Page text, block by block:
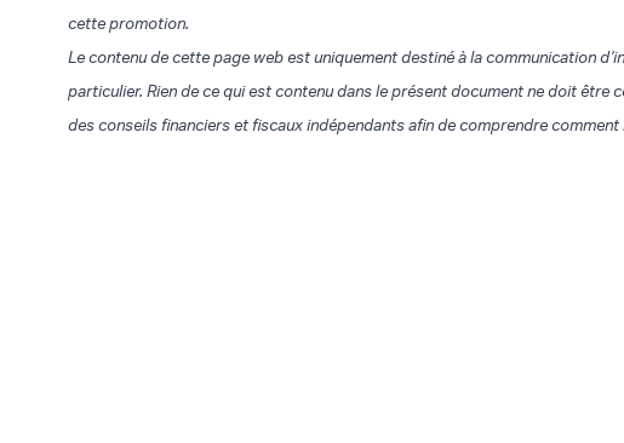
cette promotion.
Le contenu de cette page web est uniquement destiné à la communication
particulier. Rien de ce qui est contenu dans le présent document ne doit
des conseils financiers et fiscaux indépendants afin de comprendre